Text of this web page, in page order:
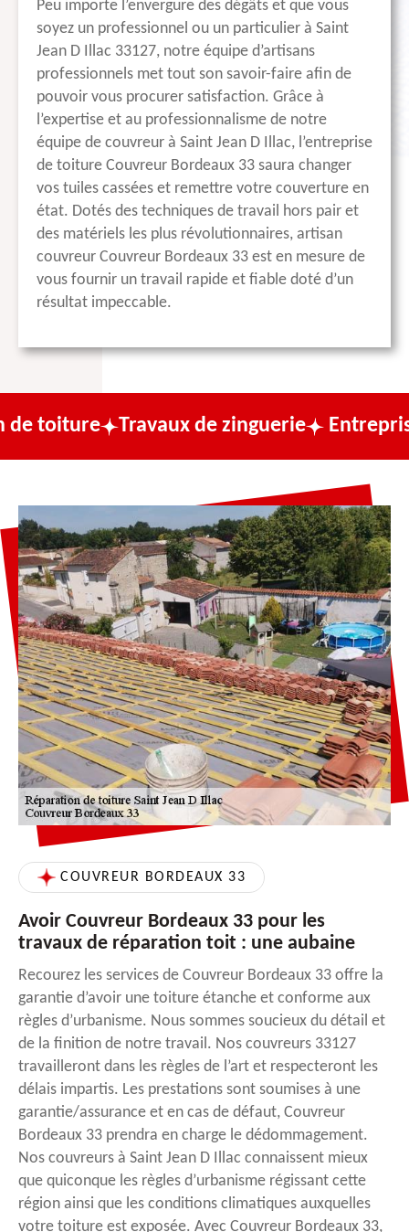
Peu importe l’envergure des dégâts et que vous
soyez un professionnel ou un particulier à Saint
Jean D Illac 33127, notre équipe d’artisans
professionnels met tout son savoir-faire afin de
pouvoir vous procurer satisfaction. Grâce à
l’expertise et au professionnalisme de notre
équipe de couvreur à Saint Jean D Illac, l’entreprise
de toiture Couvreur Bordeaux 33 saura changer
vos tuiles cassées et remettre votre couverture en
état. Dotés des techniques de travail hors pair et
des matériels les plus révolutionnaires, artisan
couvreur Couvreur Bordeaux 33 est en mesure de
vous fournir un travail rapide et fiable doté d’un
résultat impeccable.
Travaux de zinguerie Entreprise de
COUVREUR BORDEAUX 33
Avoir Couvreur Bordeaux 33 pour les
travaux de réparation toit : une aubaine
Recourez les services de Couvreur Bordeaux 33 offre la
garantie d’avoir une toiture étanche et conforme aux
règles d’urbanisme. Nous sommes soucieux du détail et
de la finition de notre travail. Nos couvreurs 33127
travailleront dans les règles de l’art et respecteront les
délais impartis. Les prestations sont soumises à une
garantie/assurance et en cas de défaut, Couvreur
Bordeaux 33 prendra en charge le dédommagement.
Nos couvreurs à Saint Jean D Illac connaissent mieux
que quiconque les règles d’urbanisme régissant cette
région ainsi que les conditions climatiques auxquelles
votre toiture est exposée. Avec Couvreur Bordeaux 33,